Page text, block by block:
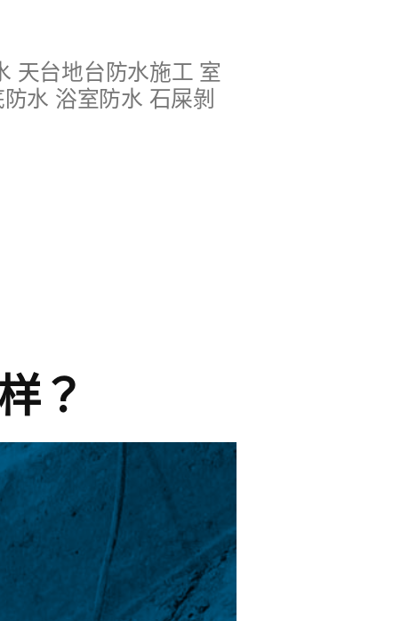
天台地台防水施工 室
水 浴室防水 石屎剝
？